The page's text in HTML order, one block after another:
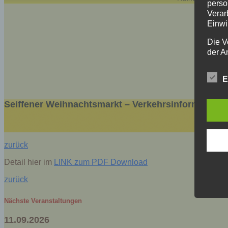
Seiffener Weihnachtsmarkt –
zurück
Detail hier im
LINK zum PDF Download
zurück
Nächste Veranstaltungen
11.09.2026
Die
der
und
Wir
und